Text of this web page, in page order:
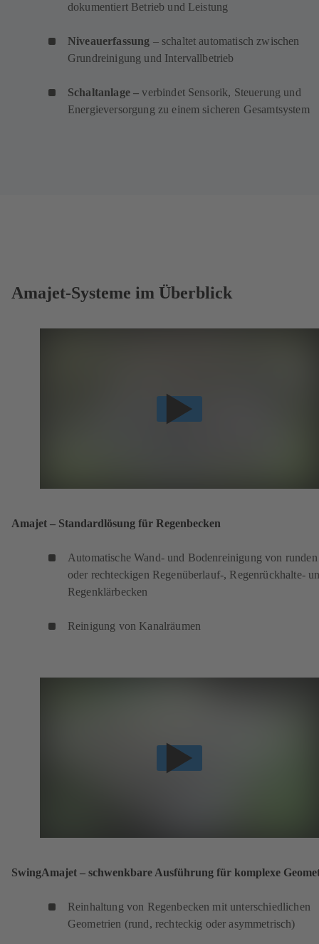
dokumentiert Betrieb und Leistung
Niveauerfassung – schaltet automatisch zwischen
Grundreinigung und Intervallbetrieb
Schaltanlage –verbindet Sensorik, Steuerung und
Energieversorgung zu einem sicheren Gesamtsystem
Amajet-Systeme im Überblick
Amajet – Standardlösung für Regenbecken
Automatische Wand- und Bodenreinigung von runden
oder rechteckigen Regenüberlauf-, Regenrückhalte-
Regenklärbecken
Reinigung von Kanalräumen
SwingAmajet – schwenkbare Ausführung für komplexe
Reinhaltung von Regenbecken mit unter­schiedlichen
Geometrien (rund, rechteckig oder asymmetrisch)